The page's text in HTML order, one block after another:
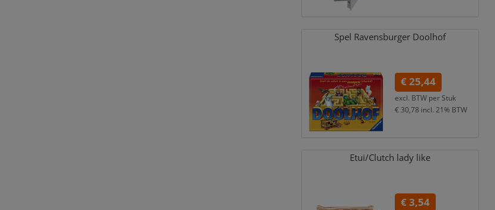
Spel Ravensburger Doolhof
€ 25,44
excl. BTW per Stuk
€ 30,78 incl. 21% BTW
Etui/Clutch lady like
€ 3,54